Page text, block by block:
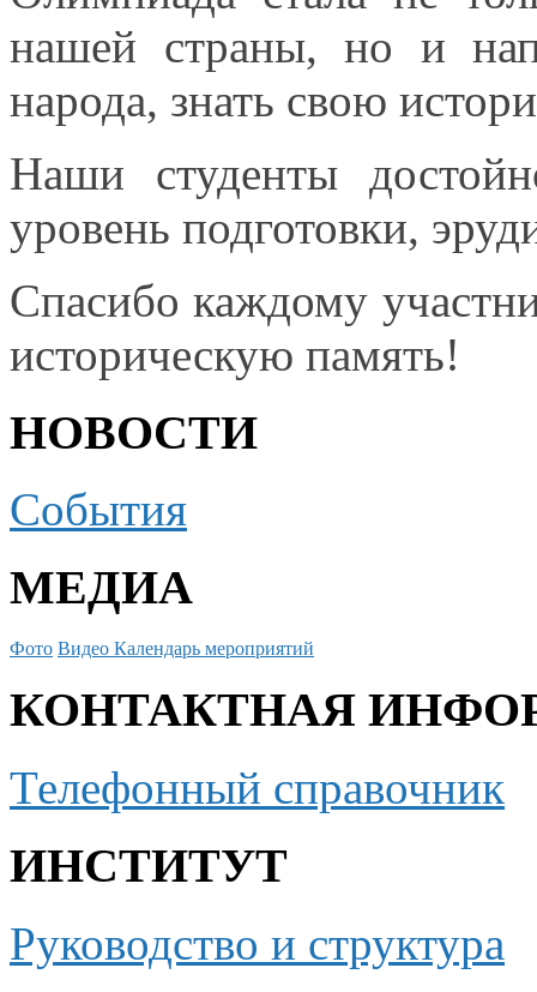
нашей страны, но и
народа, знать свою
Наши студенты
уровень подготовки,
Спасибо каждому
историческую память!
НОВОСТИ
События
МЕДИА
Фото Видео Календарь мероприятий
КОНТАКТНАЯ
Телефонный справочник
ИНСТИТУТ
Руководство и структура